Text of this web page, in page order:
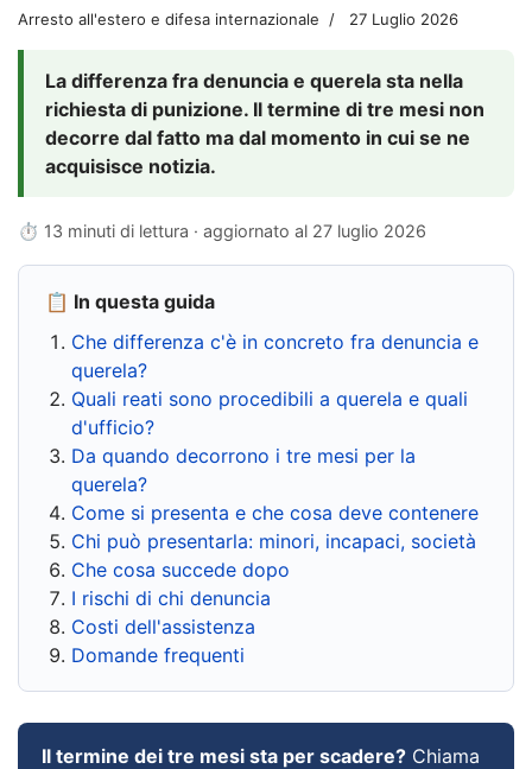
Arresto all'estero e difesa internazionale 27 Luglio 2026
La differenza fra denuncia e querela sta nella
richiesta di punizione. Il termine di tre mesi non
decorre dal fatto ma dal momento in cui se ne
acquisisce notizia.
⏱ 13 minuti di lettura · aggiornato al 27 luglio 2026
📋 In questa guida
Che differenza c'è in concreto fra denuncia e
querela?
Quali reati sono procedibili a querela e quali
d'ufficio?
Da quando decorrono i tre mesi per la
querela?
Come si presenta e che cosa deve contenere
Chi può presentarla: minori, incapaci, società
Che cosa succede dopo
I rischi di chi denuncia
Costi dell'assistenza
Domande frequenti
Il termine dei tre mesi sta per scadere? Chiama